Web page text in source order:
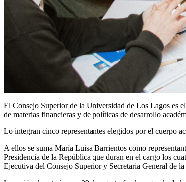
El Consejo Superior de la Universidad de Los Lagos es
de materias financieras y de políticas de desarrollo
Lo integran cinco representantes elegidos por el cuerpo
A ellos se suma María Luisa Barrientos como
Presidencia de la República que duran en el cargo los
Ejecutiva del Consejo Superior y Secretaria General de